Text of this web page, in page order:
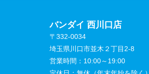
バンダイ 西川口店
〒332-0034
埼玉県川口市並木２丁目2-8
営業時間： 10:00～19:00